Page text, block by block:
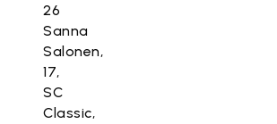
26
Sanna
Salonen,
17,
SC
Classic,